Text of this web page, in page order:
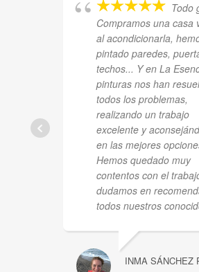
Todo
Compramos una casa
al acondicionarla,
pintado paredes,
techos... Y en La
pinturas nos han
todos los problemas,
realizando un trabajo
excelente y
en las mejores
Hemos quedado muy
contentos con el
dudamos en
todos nuestros
INMA SÁNCHEZ